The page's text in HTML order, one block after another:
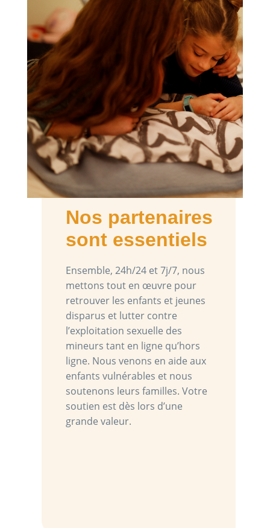
Nos partenaires
sont essentiels
Ensemble, 24h/24 et 7j/7, nous
mettons tout en œuvre pour
retrouver les enfants et jeunes
disparus et lutter contre
l’exploitation sexuelle des
mineurs tant en ligne qu’hors
ligne. Nous venons en aide aux
enfants vulnérables et nous
soutenons leurs familles. Votre
soutien est dès lors d’une
grande valeur.